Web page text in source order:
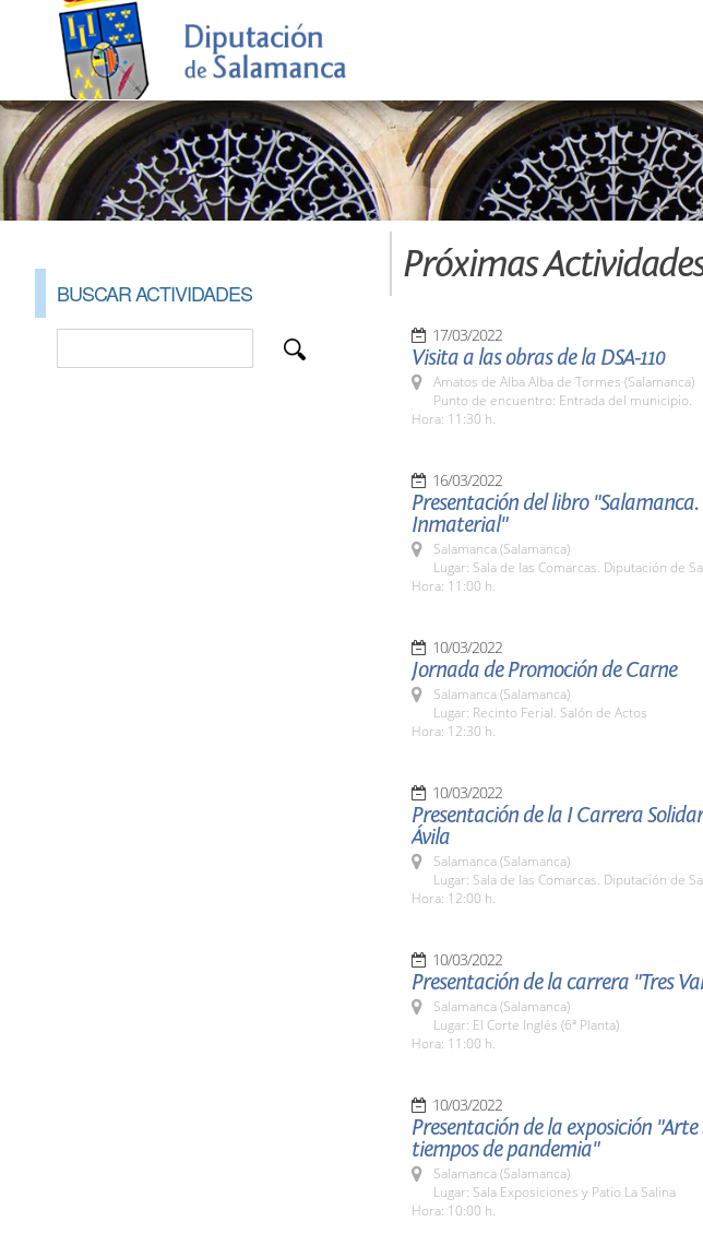
BUSCAR ACTIVIDADES
Próximas
17/03/2022
Visita a las obras de la DSA-110
Amatos de Alba Alba de Tormes (Salamanca)
Punto de encuentro: Entrada del municipio.
Hora: 11:30 h.
16/03/2022
Presentación del libro
Inmaterial"
Salamanca (Salamanca)
Lugar: Sala de las Comarcas. Diputación de
Hora: 11:00 h.
10/03/2022
Jornada de Promoción de Carne
Salamanca (Salamanca)
Lugar: Recinto Ferial. Salón de Actos
Hora: 12:30 h.
10/03/2022
Presentación de la I Carrera
Ávila
Salamanca (Salamanca)
Lugar: Sala de las Comarcas. Diputación de
Hora: 12:00 h.
10/03/2022
Presentación de la carrera "Tres
Salamanca (Salamanca)
Lugar: El Corte Inglés (6ª Planta)
Hora: 11:00 h.
10/03/2022
Presentación de la exposición
tiempos de pandemia"
Salamanca (Salamanca)
Lugar: Sala Exposiciones y Patio La Salina
Hora: 10:00 h.